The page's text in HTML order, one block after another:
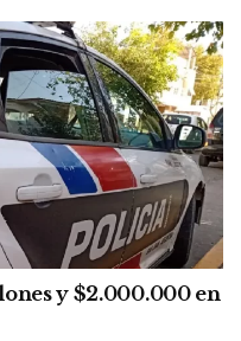
y $2.000.000 en